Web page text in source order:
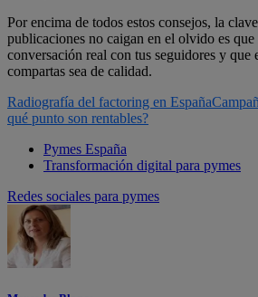
Por encima de todos estos consejos, la
publicaciones no caigan en el olvido es que
conversación real con tus seguidores y que
compartas sea de calidad.
Radiografía del factoring en España
qué punto son rentables?
Pymes España
Transformación digital para pymes
Redes sociales para pymes